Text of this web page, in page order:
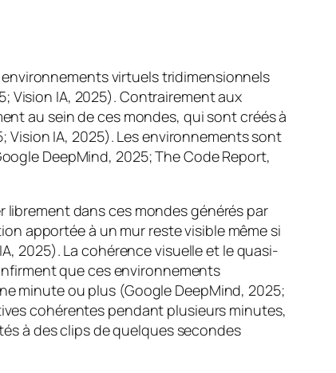
virtuels tridimensionnels
Vision IA, 2025). Contrairement aux
au sein de ces mondes, qui sont créés à
Vision IA, 2025). Les environnements sont
DeepMind, 2025; The Code Report,
dans ces mondes générés par
apportée à un mur reste visible même si
2025). La cohérence visuelle et le quasi-
que ces environnements
minute ou plus (Google DeepMind, 2025;
cohérentes pendant plusieurs minutes,
à des clips de quelques secondes